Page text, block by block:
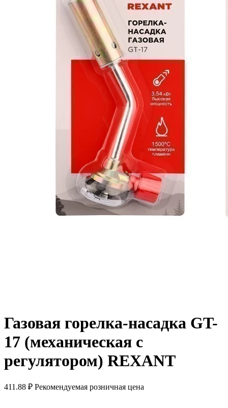
Газовая горелка-насадка GT-
17 (механическая с
регулятором) REXANT
411.88 ₽ Рекомендуемая розничная цена